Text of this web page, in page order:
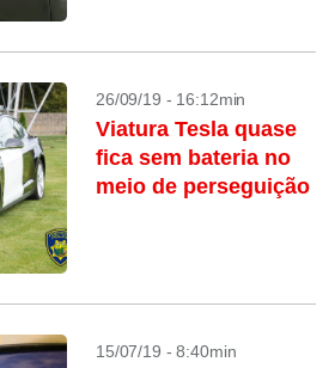
26/09/19 - 16:12min
Viatura Tesla quase
fica sem bateria no
meio de perseguição
15/07/19 - 8:40min